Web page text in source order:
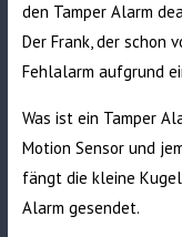
den Tamper Alarm
Der Frank, der schon
Fehlalarm aufgrund
Was ist ein Tamper
Motion Sensor und
fängt die kleine
Alarm gesendet.